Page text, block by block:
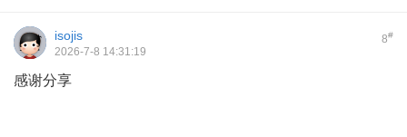
8#
isojis
2026-7-8 14:31:19
感谢分享